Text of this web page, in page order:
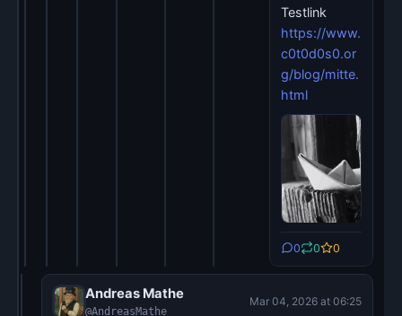
Testlink
https://www.
c0t0d0s0.or
g/blog/mitte.
html
0 0 0
Andreas Mathe
@AndreasMathe
Mar 04, 2026 at 06:25